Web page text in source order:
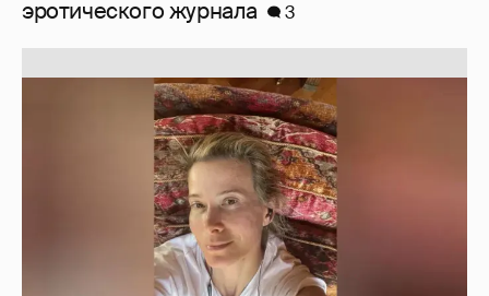
Юлия Высоцкая выложила селфи без